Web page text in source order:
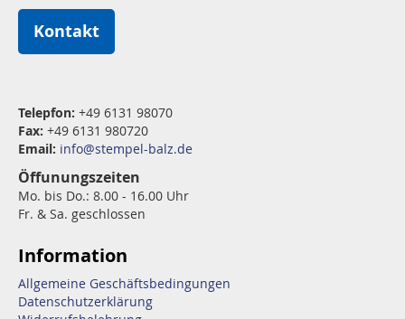
Kontakt
Telepfon: +49 6131 98070
Fax: +49 6131 980720
Email: info@stempel-balz.de
Öffunungszeiten
Mo. bis Do.: 8.00 - 16.00 Uhr
Fr. & Sa. geschlossen
Information
Allgemeine Geschäftsbedingungen
Datenschutzerklärung